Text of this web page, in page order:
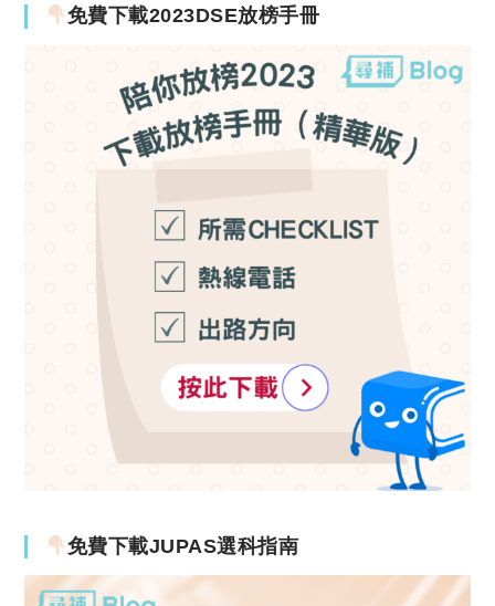
免費下載2023DSE放榜手冊
免費下載JUPAS選科指南